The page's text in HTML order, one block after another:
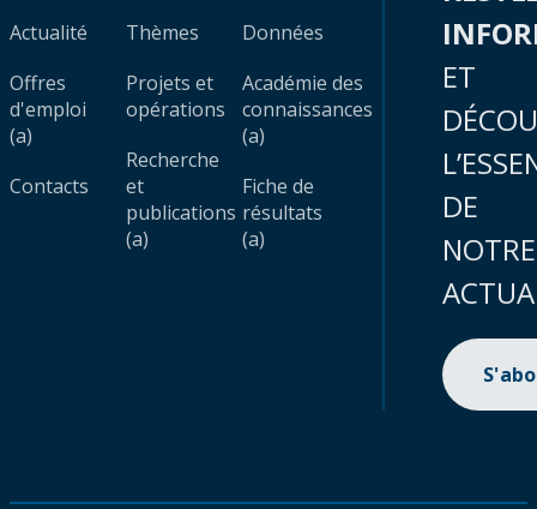
Actualité
Offres
d'emploi
(a)
Contacts
Thèmes
Projets et
opérations
Recherche
et
publications
(a)
Données
Académie des
connaissances
(a)
Fiche de
résultats
(a)
ET
DE
NOTRE